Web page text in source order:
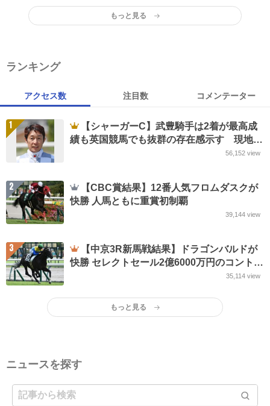
もっと見る
ランキング
アクセス数 注目数 コメンテーター
1
【シャーガーC】武豊騎手は2着が最高成
績も英国競馬でも抜群の存在感示す 現地実
56,152 view
2
【CBC賞結果】12番人気フロムダスクが
快勝 人馬ともに重賞初制覇
39,144 view
3
【中京3R新馬戦結果】ドラゴンバルドが
快勝 セレクトセール2億6000万円のコントレ
35,114 view
もっと見る
ニュースを探す